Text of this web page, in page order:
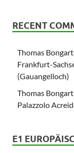
RECENT
Thomas
Frankfurt-
(Gauangelloch)
Thomas
Palazzolo
E1